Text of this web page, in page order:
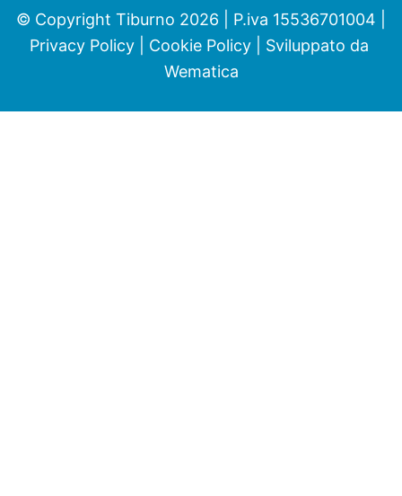
© Copyright Tiburno 2026 | P.iva 15536701004 |
Privacy Policy| Cookie Policy| Sviluppato da
Wematica